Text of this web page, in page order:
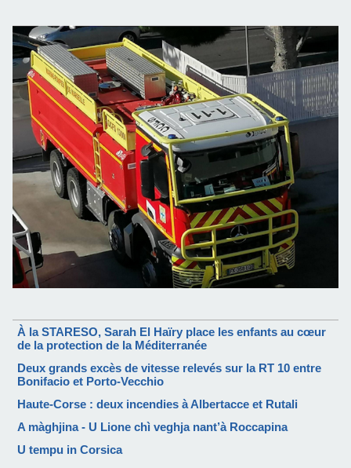
À la STARESO, Sarah El Haïry place les enfants au cœur
de la protection de la Méditerranée
Deux grands excès de vitesse relevés sur la RT 10 entre
Bonifacio et Porto-Vecchio
Haute-Corse : deux incendies à Albertacce et Rutali
A màghjina - U Lione chì veghja nant’à Roccapina
U tempu in Corsica